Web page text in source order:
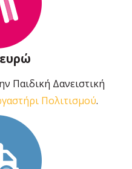
Παιδική Δανειστική
Πολιτισμού.